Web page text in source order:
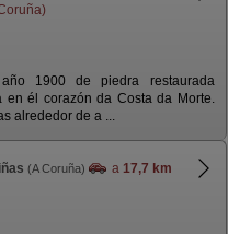
1900 de piedra restaurada
en él corazón da Costa da Morte.
alrededor de a ...
(A Coruña) a 17,7 km